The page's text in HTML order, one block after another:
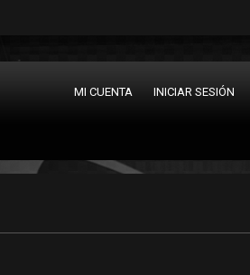
MI CUENTA INICIAR SESIÓN